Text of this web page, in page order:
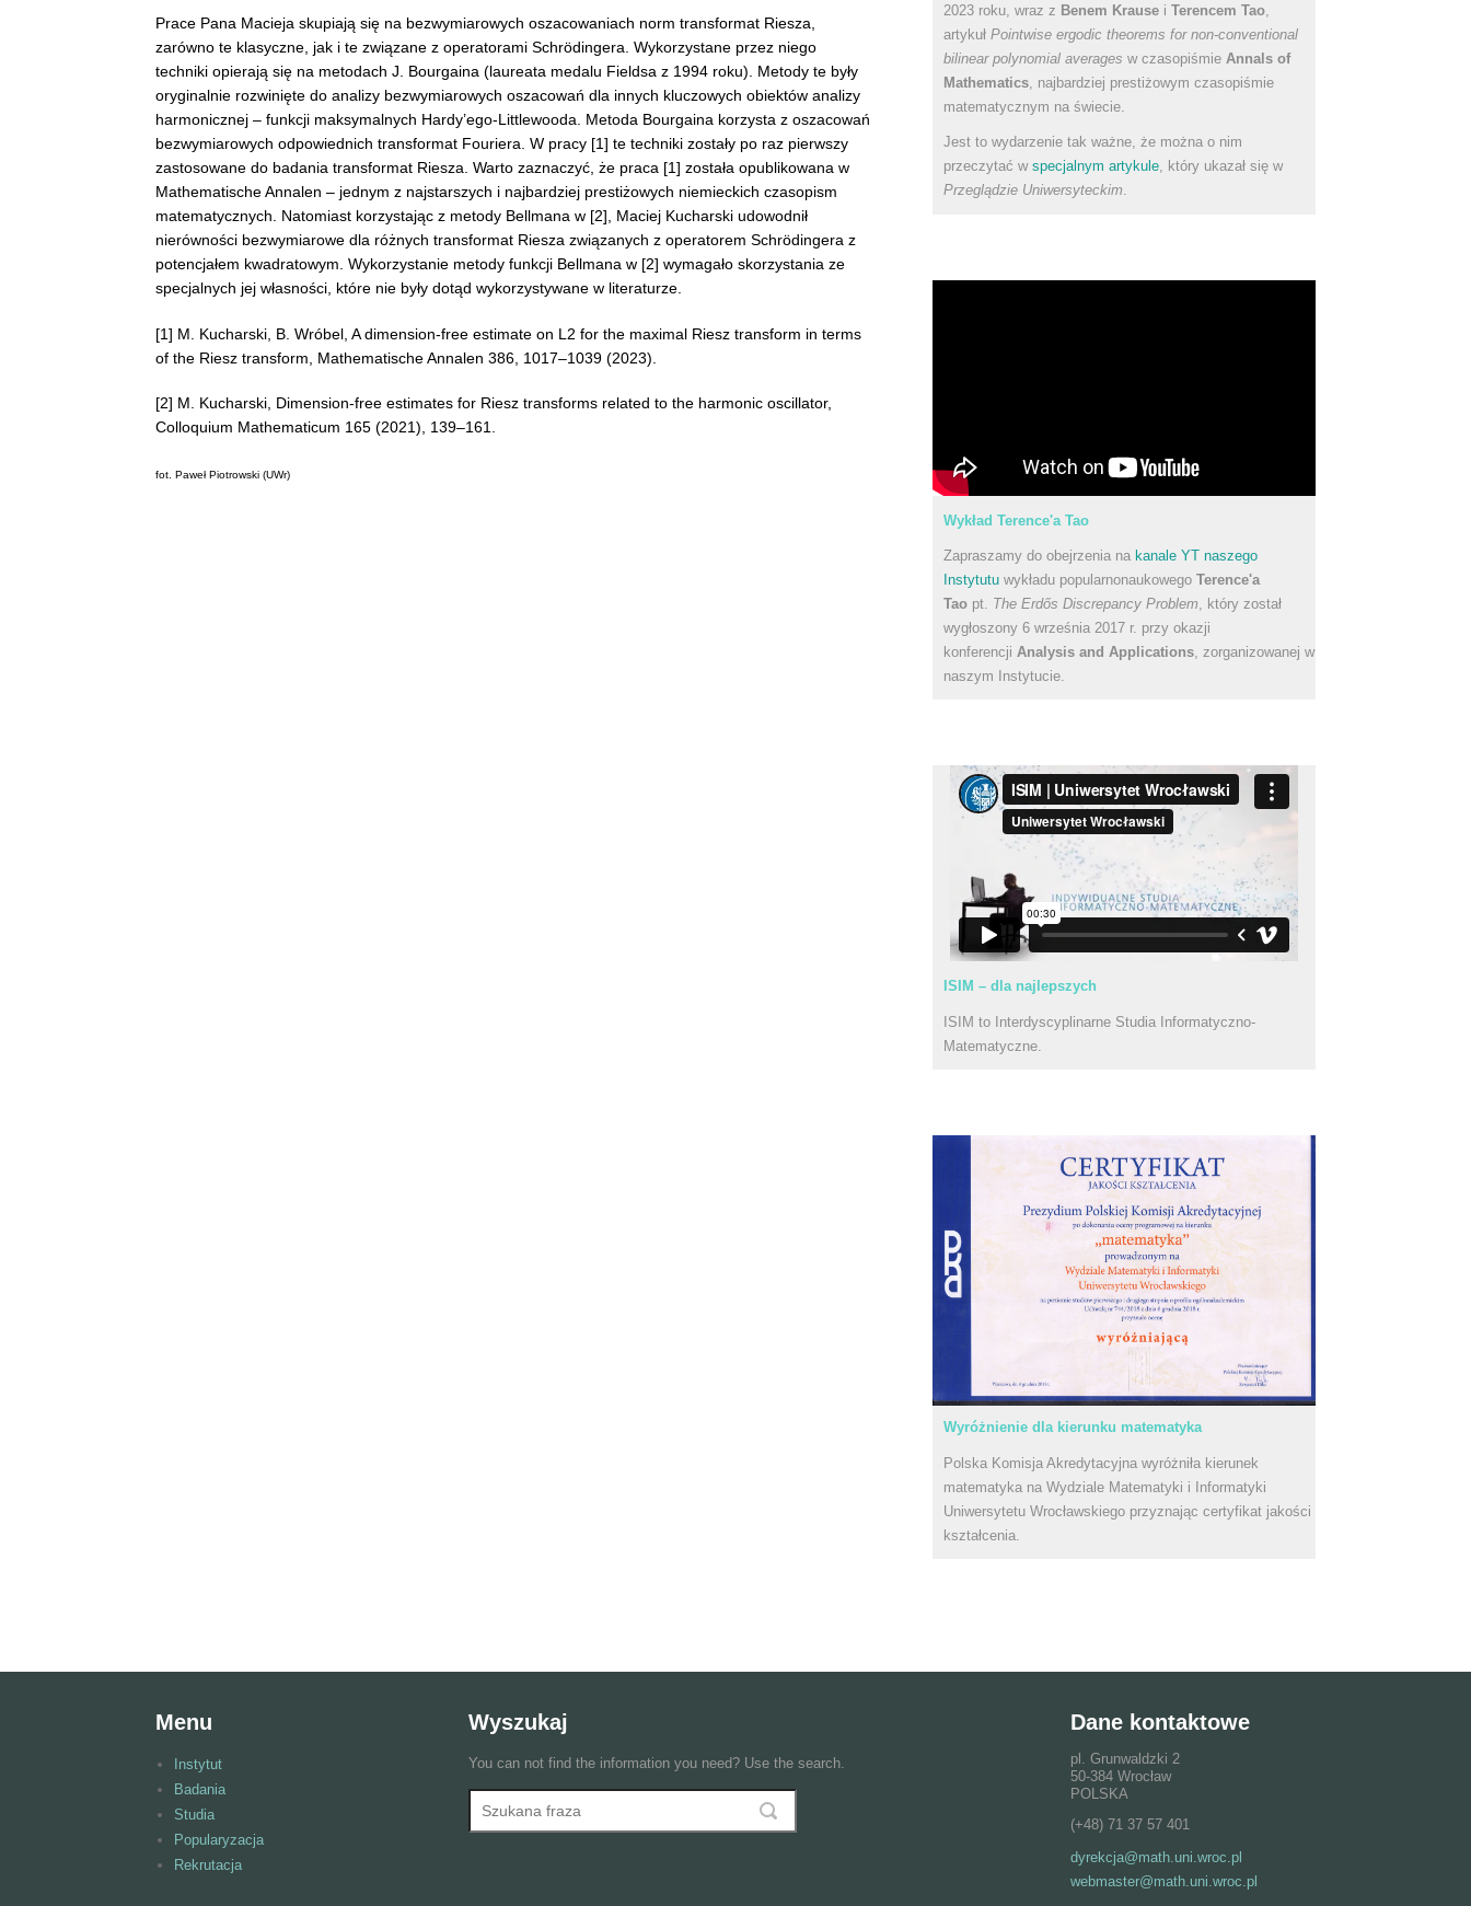
Prace Pana Macieja skupiają się na bezwymiarowych oszacowaniach norm transformat Riesza,
zarówno te klasyczne, jak i te związane z operatorami Schrödingera. Wykorzystane przez niego
techniki opierają się na metodach J. Bourgaina (laureata medalu Fieldsa z 1994 roku). Metody te były
oryginalnie rozwinięte do analizy bezwymiarowych oszacowań dla innych kluczowych obiektów analizy
harmonicznej – funkcji maksymalnych Hardy’ego-Littlewooda. Metoda Bourgaina korzysta z oszacowań
bezwymiarowych odpowiednich transformat Fouriera. W pracy [1] te techniki zostały po raz pierwszy
zastosowane do badania transformat Riesza. Warto zaznaczyć, że praca [1] została opublikowana w
Mathematische Annalen – jednym z najstarszych i najbardziej prestiżowych niemieckich czasopism
matematycznych. Natomiast korzystając z metody Bellmana w [2], Maciej Kucharski udowodnił
nierówności bezwymiarowe dla różnych transformat Riesza związanych z operatorem Schrödingera z
potencjałem kwadratowym. Wykorzystanie metody funkcji Bellmana w [2] wymagało skorzystania ze
specjalnych jej własności, które nie były dotąd wykorzystywane w literaturze.
[1] M. Kucharski, B. Wróbel, A dimension-free estimate on L2 for the maximal Riesz transform in terms
of the Riesz transform, Mathematische Annalen 386, 1017–1039 (2023).
[2] M. Kucharski, Dimension-free estimates for Riesz transforms related to the harmonic oscillator,
Colloquium Mathematicum 165 (2021), 139–161.
fot. Paweł Piotrowski (UWr)
2023 roku, wraz z Benem Krause i Terencem Tao
artykuł Pointwise ergodic theorems for non-conventional
bilinear polynomial averages w czasopiśmie Annals of
Mathematics , najbardziej prestiżowym czasopiśmie
matematycznym na świecie.
Jest to wydarzenie tak ważne, że można o nim
przeczytać w specjalnym artykule, który ukazał się w
Przeglądzie Uniwersyteckim.
Wykład Terence'a Tao
Zapraszamy do obejrzenia na kanale YT naszego
Instytutu wykładu popularnonaukowego Terence'a
Tao pt. The Erdős Discrepancy Problem , który został
wygłoszony 6 września 2017 r. przy okazji
konferencji Analysis and Applications , zorganizowanej w
naszym Instytucie.
ISIM – dla najlepszych
ISIM to Interdyscyplinarne Studia Informatyczno-
Matematyczne.
Wyróżnienie dla kierunku matematyka
Polska Komisja Akredytacyjna wyróżniła kierunek
matematyka na Wydziale Matematyki i Informatyki
Uniwersytetu Wrocławskiego przyznając certyfikat jakości
kształcenia.
Menu
Instytut
Badania
Studia
Popularyzacja
Rekrutacja
Wyszukaj
You can not find the information you need? Use the search.
Formularz wyszukiwania
Wyszukaj
Dane kontaktowe
pl. Grunwaldzki 2
50-384 Wrocław
POLSKA
(+48) 71 37 57 401
dyrekcja@math.uni.wroc.pl
webmaster@math.uni.wroc.pl